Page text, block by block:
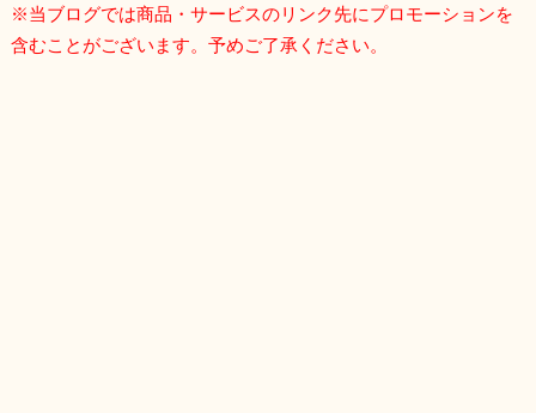
※当ブログでは商品・サービスのリンク先にプロモーションを
含むことがございます。予めご了承ください。